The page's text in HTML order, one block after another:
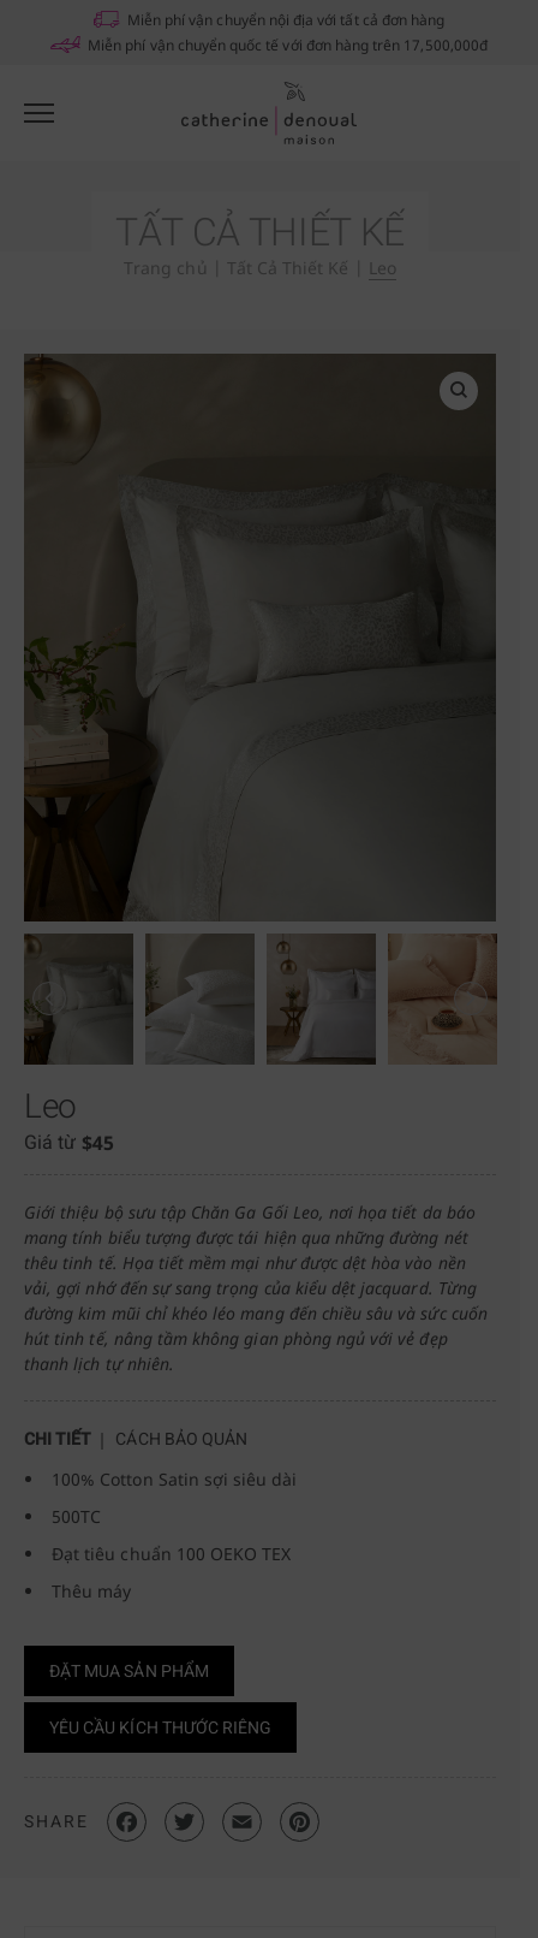
TẤT CẢ THIẾT KẾ
Trang chủ Tất Cả Thiết Kế Leo
Miễn phí vận chuyển nội địa với tất cả đơn hàng
Miễn phí vận chuyển quốc tế với đơn hàng trên 17,500,000đ
Leo
Giá từ $45
Giới thiệu bộ sưu tập Chăn Ga Gối Leo, nơi họa tiết da báo
mang tính biểu tượng được tái hiện qua những đường nét
thêu tinh tế. Họa tiết mềm mại như được dệt hòa vào nền
vải, gợi nhớ đến sự sang trọng của kiểu dệt jacquard. Từng
đường kim mũi chỉ khéo léo mang đến chiều sâu và sức cuốn
hút tinh tế, nâng tầm không gian phòng ngủ với vẻ đẹp
thanh lịch tự nhiên.
CHI TIẾT CÁCH BẢO QUẢN
100% Cotton Satin sợi siêu dài
500TC
Đạt tiêu chuẩn 100 OEKO TEX
Thêu máy
ĐẶT MUA SẢN PHẨM
YÊU CẦU KÍCH THƯỚC RIÊNG
SHARE
Notifications